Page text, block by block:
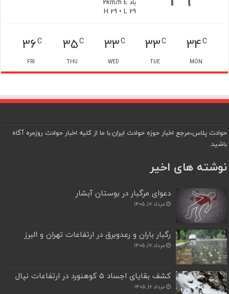
H 29 • L 29
34C
MON
33C
TUE
33C
WED
35C
THU
36C
FRI
حوادث پلاس،مرجع اخبار حوزه حوادث ایران.با ما از کلیه اخبار حوادث روزمره آگاه
باشید.
نوشته های اخیر
دعوای مرگبار در بوستان آبشار
مرداد ۱۷, ۱۴۰۵
رگبار باران و رعدوبرق در ارتفاعات تهران و البرز
مرداد ۱۷, ۱۴۰۵
کشف بقایای اجساد ۵ کوهنورد در ارتفاعات نپال
مرداد ۱۶, ۱۴۰۵